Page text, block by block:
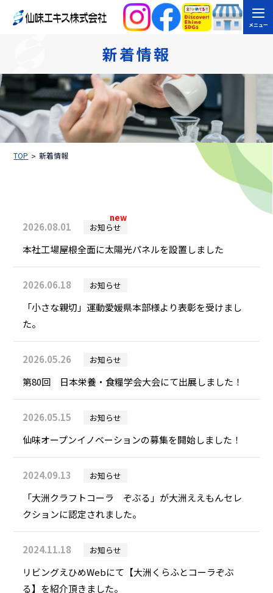
メニュー
新着情報
TOP 新着情報
2026.08.01 お知らせ
new
本社工場屋根全面に太陽光パネルを設置しました
2026.06.18 お知らせ
「小さな親切」運動愛媛県本部様より表彰を受けまし
た。
2026.05.26 お知らせ
第80回 日本栄養・食糧学会大会にて出展しました！
2026.05.15 お知らせ
仙味オープンイノベーションの募集を開始しました！
2024.09.13 お知らせ
「大洲クラフトコーラ ぞぶる」が大洲ええもんセレ
クションに認定されました。
2024.11.18 お知らせ
リビングえひめWebにて【大洲くらふとコーラぞぶ
る】を紹介頂きました。